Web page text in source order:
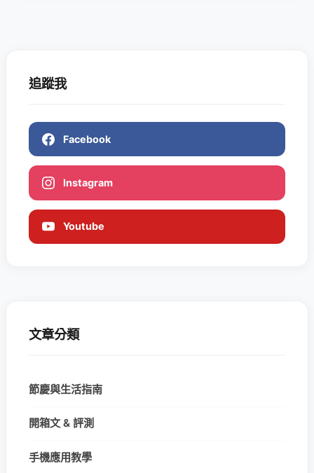
追蹤我
Facebook
Instagram
Youtube
文章分類
節慶與生活指南
開箱文 & 評測
手機應用教學